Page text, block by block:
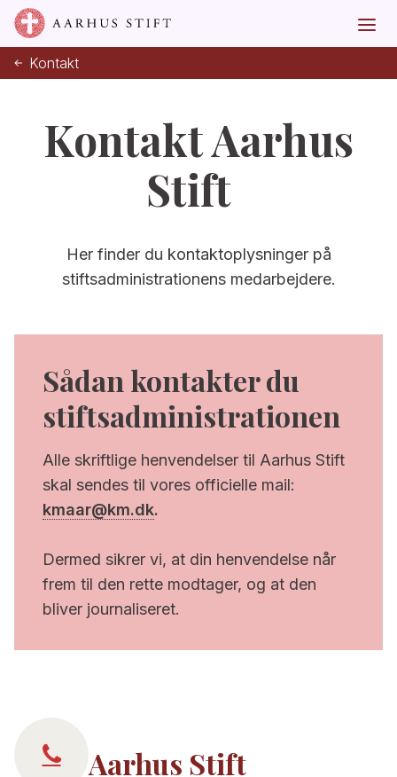
Kontakt
Kontakt Aarhus
Stift
Her finder du kontaktoplysninger på
stiftsadministrationens medarbejdere.
Sådan kontakter du
stiftsadministrationen
Alle skriftlige henvendelser til Aarhus Stift
skal sendes til vores officielle mail:
kmaar@km.dk.
Dermed sikrer vi, at din henvendelse når
frem til den rette modtager, og at den
bliver journaliseret.
Aarhus Stift